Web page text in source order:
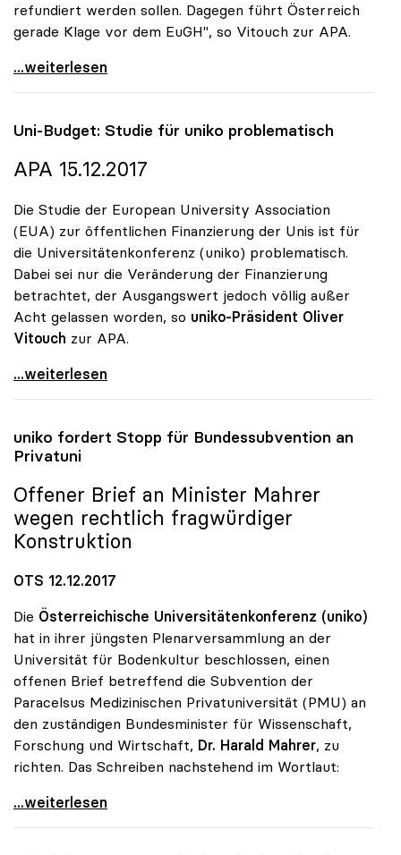
refundiert werden sollen. Dagegen führt Österreich
gerade Klage vor dem EuGH", so Vitouch zur APA.
Koalition: Studiengebühren-Diskussion für uniko
...weiterlesen
Uni-Budget: Studie für uniko problematisch
APA 15.12.2017
Die Studie der European University Association
(EUA) zur öffentlichen Finanzierung der Unis ist für
die Universitätenkonferenz (uniko) problematisch.
Dabei sei nur die Veränderung der Finanzierung
betrachtet, der Ausgangswert jedoch völlig außer
Acht gelassen worden, so uniko-Präsident Oliver
Vitouch zur APA.
Uni-Budget: Studie für uniko problematisch
...weiterlesen
uniko fordert Stopp für Bundessubvention an
Privatuni
Offener Brief an Minister Mahrer
wegen rechtlich fragwürdiger
Konstruktion
OTS 12.12.2017
Die Österreichische Universitätenkonferenz (uniko)
hat in ihrer jüngsten Plenarversammlung an der
Universität für Bodenkultur beschlossen, einen
offenen Brief betreffend die Subvention der
Paracelsus Medizinischen Privatuniversität (PMU) an
den zuständigen Bundesminister für Wissenschaft,
Forschung und Wirtschaft, Dr. Harald Mahrer, zu
richten. Das Schreiben nachstehend im Wortlaut:
uniko fordert Stopp für Bundessubvention an
...weiterlesen